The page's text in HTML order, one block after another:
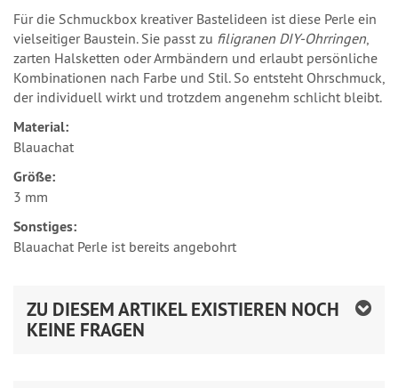
Für die Schmuckbox kreativer Bastelideen ist diese Perle ein
vielseitiger Baustein. Sie passt zu filigranen DIY-Ohrringen,
zarten Halsketten oder Armbändern und erlaubt persönliche
Kombinationen nach Farbe und Stil. So entsteht Ohrschmuck,
der individuell wirkt und trotzdem angenehm schlicht bleibt.
Material:
Blauachat
Größe:
3 mm
Sonstiges:
Blauachat Perle ist bereits angebohrt
ZU DIESEM ARTIKEL EXISTIEREN NOCH
KEINE FRAGEN